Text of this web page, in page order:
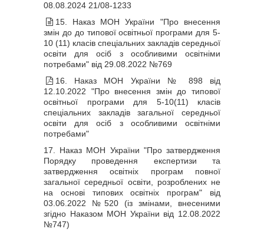
08.08.2024 21/08-1233
15. Наказ МОН України "Про внесення
змін до до типової освітньої програми для 5-
10 (11) класів спеціальних закладів середньої
освіти для осіб з особливими освітніми
потребами" від 29.08.2022 №769
16. Наказ МОН України № 898 від
12.10.2022 "Про внесення змін до типової
освітньої програми для 5-10(11) класів
спеціальних закладів загальної середньої
освіти для осіб з особливими освітніми
потребами"
17. Наказ МОН України "Про затвердження
Порядку проведення експертизи та
затвердження освітніх програм повної
загальної середньої освіти, розроблених не
на основі типових освітніх програм" від
03.06.2022 №520 (із змінами, внесеними
згідно Наказом МОН України від 12.08.2022
№747)